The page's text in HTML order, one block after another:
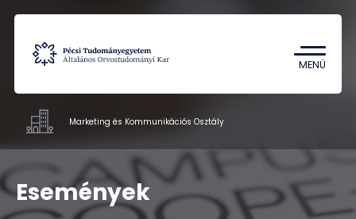
MENÜ
Tantárgykereső
Campus térkép
Hivatalok
Munkatársak
Marketing és Kommunikációs Osztály
Események